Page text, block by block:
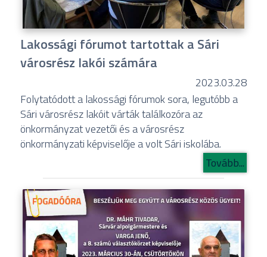
Lakossági fórumot tartottak a Sári
városrész lakói számára
2023.03.28
Folytatódott a lakossági fórumok sora, legutóbb a
Sári városrész lakóit várták találkozóra az
önkormányzat vezetői és a városrész
önkormányzati képviselője a volt Sári iskolába.
Tovább...